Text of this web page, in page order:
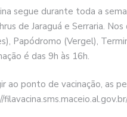
segue durante toda a
de Jaraguá e Serraria.
Papódromo (Vergel),
é das 9h às 16h.
ao ponto de vacinação, as